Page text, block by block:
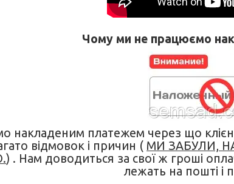
Чому ми не працюємо
накладеним платежем через що
відмовок і причин ( МИ ЗАБУЛИ,
) . Нам доводиться за свої ж гроші
лежать на пошті і